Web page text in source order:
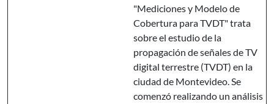
"Mediciones y Modelo de
Cobertura para TVDT" trata
sobre el estudio de la
propagación de señales de TV
digital terrestre (TVDT) en la
ciudad de Montevideo. Se
comenzó realizando un análisis